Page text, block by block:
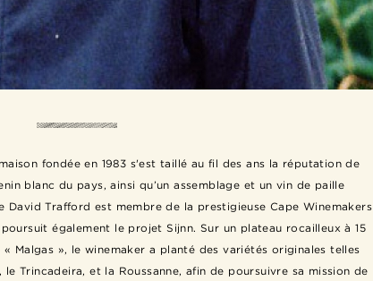
fondée en 1983 s'est taillé au fil des ans la réputation de
blanc du pays, ainsi qu’un assemblage et un vin de paille
Trafford est membre de la prestigieuse Cape Winemakers
également le projet Sijnn. Sur un plateau rocailleux à 15
Malgas », le winemaker a planté des variétés originales telles
Trincadeira, et la Roussanne, afin de poursuivre sa mission de